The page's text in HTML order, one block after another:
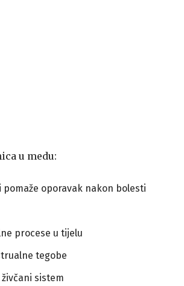
u medu:
pomaže oporavak nakon bolesti
procese u tijelu
tegobe
sistem